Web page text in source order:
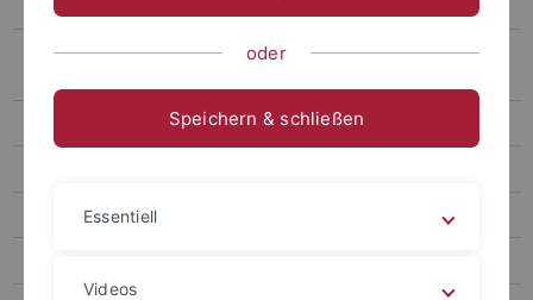
Seminar zum allgemeinen Zivil- und Verbraucherrecht in
Tübingen Chapel Hill Law Program
oder
Speichern & schließen
Essentiell
Videos